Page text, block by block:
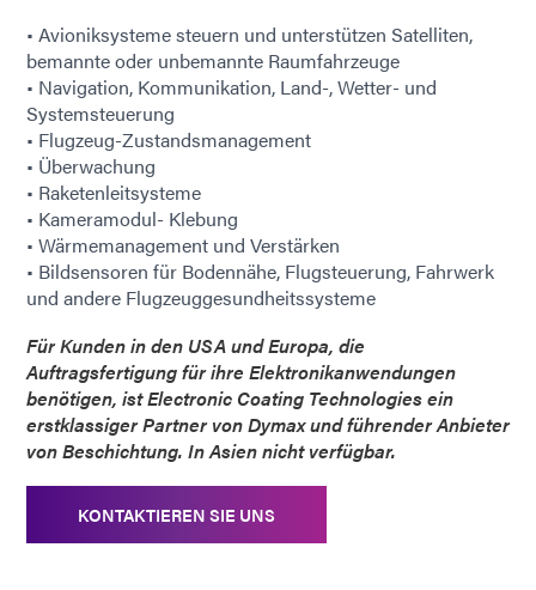
• Avioniksysteme steuern und unterstützen Satelliten,
bemannte oder unbemannte Raumfahrzeuge
• Navigation, Kommunikation, Land-, Wetter- und
Systemsteuerung
• Flugzeug-Zustandsmanagement
• Überwachung
• Raketenleitsysteme
• Kameramodul- Klebung
• Wärmemanagement und Verstärken
• Bildsensoren für Bodennähe, Flugsteuerung, Fahrwerk
und andere Flugzeuggesundheitssysteme
Für Kunden in den USA und Europa, die
Auftragsfertigung für ihre Elektronikanwendungen
benötigen, ist Electronic Coating Technologies ein
erstklassiger Partner von Dymax und führender Anbieter
von Beschichtung. In Asien nicht verfügbar.
KONTAKTIEREN SIE UNS